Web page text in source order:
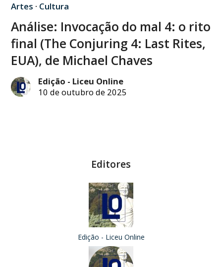
Artes · Cultura
Análise: Invocação do mal 4: o rito
final (The Conjuring 4: Last Rites,
EUA), de Michael Chaves
Edição - Liceu Online
10 de outubro de 2025
Editores
Edição - Liceu Online